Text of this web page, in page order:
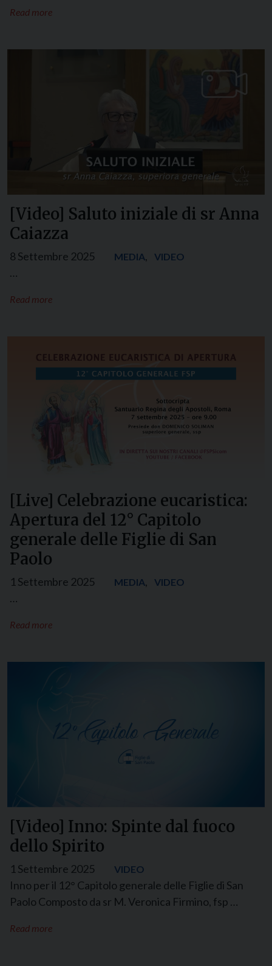
Read more
[Video] Saluto iniziale di sr Anna
Caiazza
8 Settembre 2025 MEDIA, VIDEO
…
Read more
[Live] Celebrazione eucaristica:
Apertura del 12° Capitolo
generale delle Figlie di San
Paolo
1 Settembre 2025 MEDIA, VIDEO
…
Read more
[Video] Inno: Spinte dal fuoco
dello Spirito
1 Settembre 2025 VIDEO
Inno per il 12° Capitolo generale delle Figlie di San
Paolo Composto da sr M. Veronica Firmino, fsp …
Read more